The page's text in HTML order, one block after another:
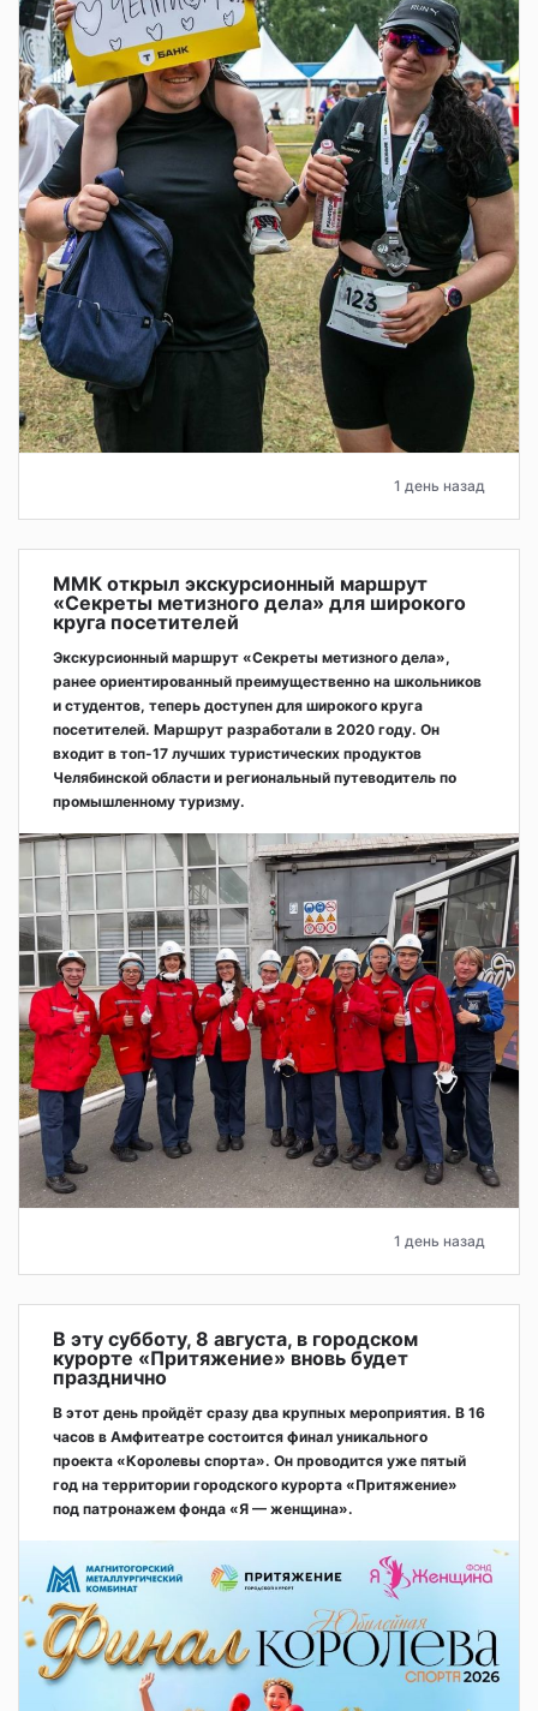
1 день назад
ММК открыл экскурсионный маршрут
«Секреты метизного дела» для широкого
круга посетителей
Экскурсионный маршрут «Секреты метизного дела»,
ранее ориентированный преимущественно на школьников
и студентов, теперь доступен для широкого круга
посетителей. Маршрут разработали в 2020 году. Он
входит в топ-17 лучших туристических продуктов
Челябинской области и региональный путеводитель по
промышленному туризму.
1 день назад
В эту субботу, 8 августа, в городском
курорте «Притяжение» вновь будет
празднично
В этот день пройдёт сразу два крупных мероприятия. В 16
часов в Амфитеатре состоится финал уникального
проекта «Королевы спорта». Он проводится уже пятый
год на территории городского курорта «Притяжение»
под патронажем фонда «Я — женщина».